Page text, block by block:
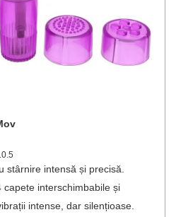
stârnire intensă și precisă.
interschimbabile și
intense, dar silențioase.